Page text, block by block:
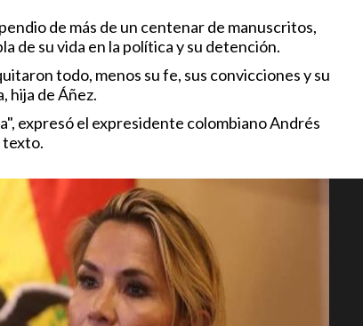
de más de un centenar de manuscritos,
de su vida en la política y su detención.
todo, menos su fe, sus convicciones y su
hija de Áñez.
expresó el expresidente colombiano Andrés
texto.